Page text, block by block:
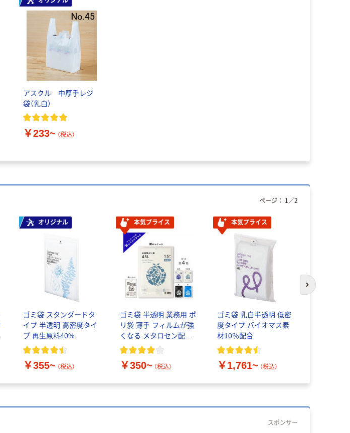
アスクル 中厚手レジ
袋（乳白）
￥233~ （税込）
オリジナル
ゴミ袋 スタンダードタ
イプ 半透明 高密度タイ
プ 再生原料40%
￥355~ （税込）
本気プライス
ゴミ袋 半透明 業務用 ポ
リ袋 薄手 フィルムが強
くなる メタロセン配合
伊藤忠リーテイルリン
￥350~ （税込）
本気プライス
ゴミ袋 乳白半透明 低密
度タイプ バイオマス素
材10％配合
￥1,761~ （税込）
ページ： 1／2
次のスライド
スポンサー